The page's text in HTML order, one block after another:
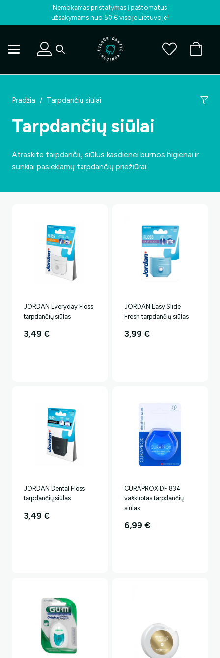
Nemokamas pristatymas į paštomatus
užsakymams nuo 50 € visoje Lietuvoje!
Pradžia / Tarpdančių siūlai
Tarpdančių siūlai
Atraskite tarpdančių siūlus kasdienei burnos higienai ir
sunkiai pasiekiamų tarpdančių priežiūrai.
JORDAN Everyday Floss
tarpdančių siūlas
3,49€
JORDAN Easy Slide
Fresh tarpdančių siūlas
3,99€
JORDAN Dental Floss
tarpdančių siūlas
3,49€
CURAPROX DF 834
vaškuotas tarpdančių
siūlas
6,99€